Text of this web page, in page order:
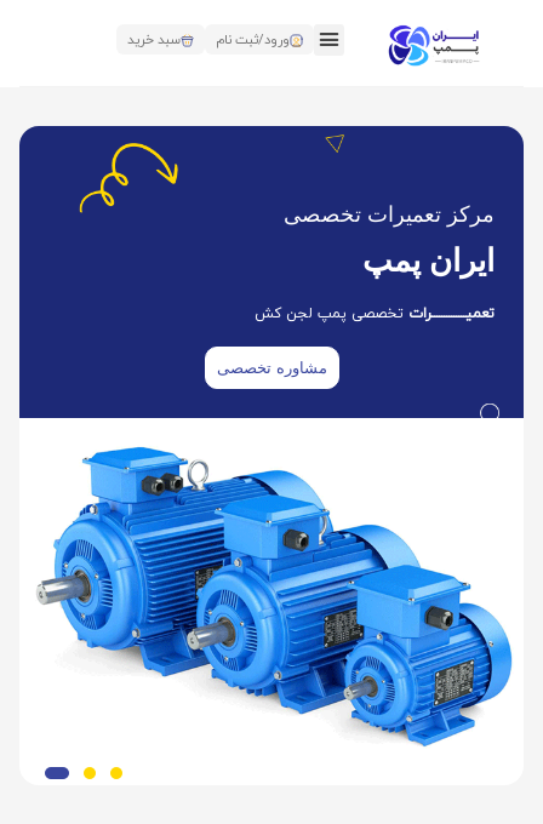
ورود/ثبت نام سبد خرید
مرکز تعمیرات تخصصی
ایران پمپ
تعمیــــــــــــــرات تخصصی پمپ لجن کش
مشاوره تخصصی